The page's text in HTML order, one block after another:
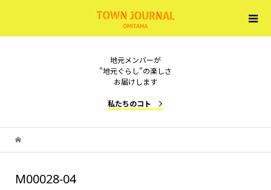
地元メンバーが
"地元ぐらし"の楽しさ
お届けします
私たちのコト
M00028-04